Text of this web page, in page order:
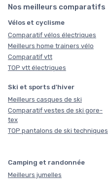
Nos meilleurs comparatifs
Vélos et cyclisme
Comparatif vélos électriques
Meilleurs home trainers vélo
Comparatif vtt
TOP vtt électriques
Ski et sports d'hiver
Meilleurs casques de ski
Comparatif vestes de ski gore-
tex
TOP pantalons de ski techniques
Camping et randonnée
Meilleurs jumelles